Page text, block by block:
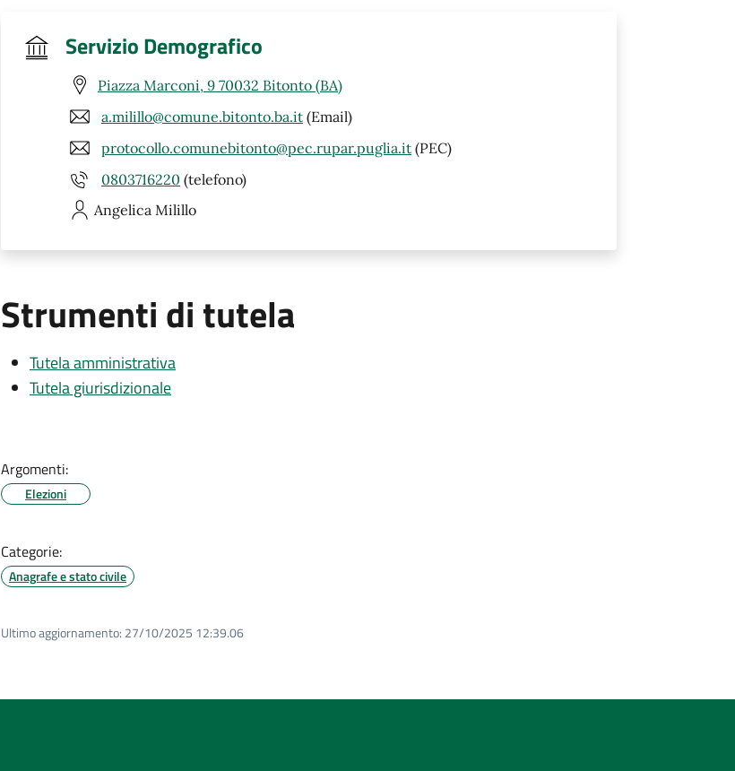
Servizio Demografico
Piazza Marconi, 9 70032 Bitonto (BA)
a.milillo@comune.bitonto.ba.it (Email)
protocollo.comunebitonto@pec.rupar.puglia.it (PEC)
0803716220 (telefono)
Angelica Milillo
Strumenti di tutela
Tutela amministrativa
Tutela giurisdizionale
Argomenti:
Elezioni
Categorie:
Anagrafe e stato civile
Ultimo aggiornamento: 27/10/2025 12:39.06